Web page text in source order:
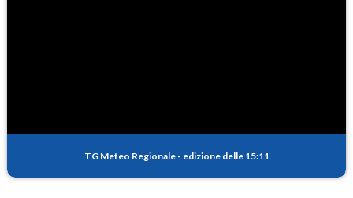
TG Meteo Regionale - edizione delle 15:11